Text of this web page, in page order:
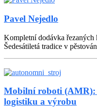
Pavel Nejedlo
Kompletní dodávka
Šedesátiletá tradice v
Mobilní roboti
logistiku a výrobu